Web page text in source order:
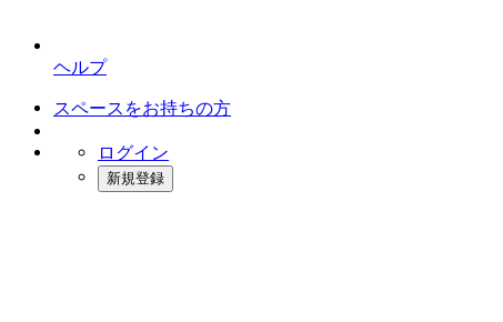
ヘルプ
スペースをお持ちの方
ログイン
新規登録